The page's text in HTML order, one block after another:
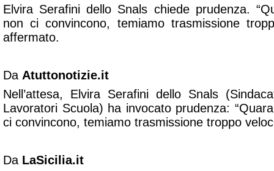
Elvira Serafini dello Snals chiede prudenza.
non ci convincono, temiamo trasmissione
affermato.
Da Atuttonotizie.it
Nell’attesa, Elvira Serafini dello Snals
Lavoratori Scuola) ha invocato prudenza:
ci convincono, temiamo trasmissione troppo
Da LaSicilia.it